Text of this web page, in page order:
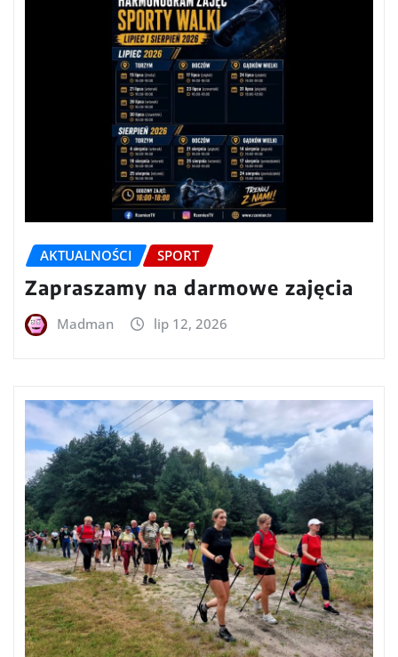
AKTUALNOŚCI SPORT
Zapraszamy na darmowe zajęcia
Madman lip 12, 2026